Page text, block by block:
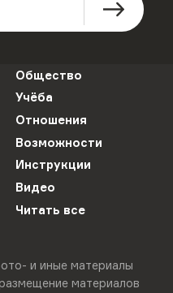
Общество
Учёба
Отношения
Возможности
Инструкции
Видео
Читать все
и иные материалы
материалов